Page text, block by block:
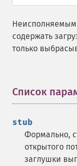
содержать
только
Список
stub
Формально,
открытого
заглушки